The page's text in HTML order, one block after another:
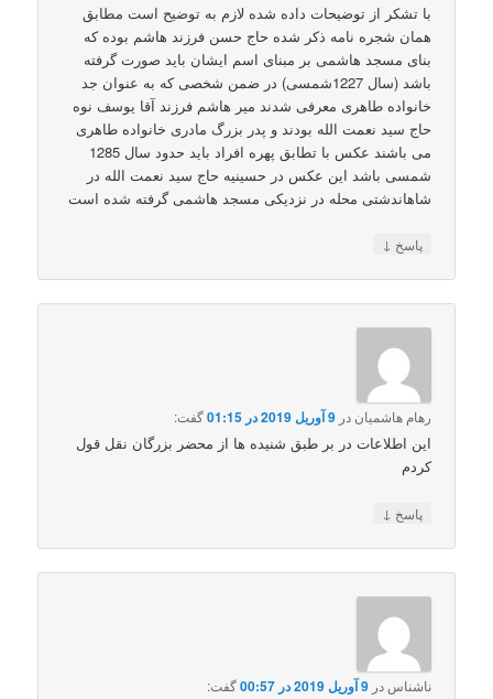
با تشکر از توضیحات داده شده لازم به توضیح است مطابق
همان شجره نامه ذکر شده حاج حسن فرزند هاشم بوده که
بنای مسجد هاشمی بر مبنای اسم ایشان باید صورت گرفته
باشد (سال 1227شمسی) در ضمن شخصی که به عنوان جد
خانواده طاهری معرفی شدند میر هاشم فرزند آقا یوسف نوه
حاج سید نعمت الله بودند و پدر بزرگ مادری خانواده طاهری
می باشند عکس با تطابق پهره افراد باید حدود سال 1285
شمسی باشد این عکس در حسینیه حاج سید نعمت الله در
شاهاندشتی محله در نزدیکی مسجد هاشمی گرفته شده است
پاسخ ↓
رهام هاشمیان در9 آوریل 2019 در 01:15 گفت:
این اطلاعات در بر طبق شنیده ها از محضر بزرگان نقل قول
کردم
پاسخ ↓
ناشناس در9 آوریل 2019 در 00:57 گفت: